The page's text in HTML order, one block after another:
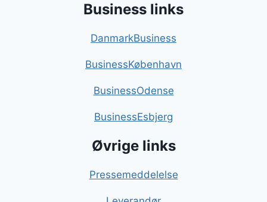
Business links
DanmarkBusiness
BusinessKøbenhavn
BusinessOdense
BusinessEsbjerg
Øvrige links
Pressemeddelelse